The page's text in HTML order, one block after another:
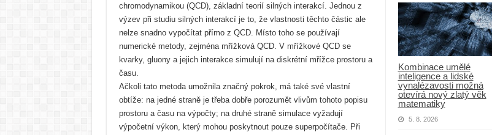
Kombinace umělé
inteligence a lidské
vynalézavosti možná
otevírá nový zlatý věk
matematiky
5. 8. 2026
chromodynamikou (QCD), základní teorií silných interakcí. Jednou z
výzev při studiu silných interakcí je to, že vlastnosti těchto částic ale
nelze snadno vypočítat přímo z QCD. Místo toho se používají
numerické metody, zejména mřížková QCD. V mřížkové QCD se
kvarky, gluony a jejich interakce simulují na diskrétní mřížce prostoru a
času.
Ačkoli tato metoda umožnila značný pokrok, má také své vlastní
obtíže: na jedné straně je třeba dobře porozumět vlivům tohoto popisu
prostoru a času na výpočty; na druhé straně simulace vyžadují
výpočetní výkon, který mohou poskytnout pouze superpočítače. Při